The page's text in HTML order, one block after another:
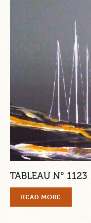
TABLEAU N° 1123
READ MORE